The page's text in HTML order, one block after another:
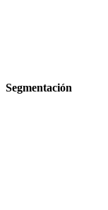
Segmentación